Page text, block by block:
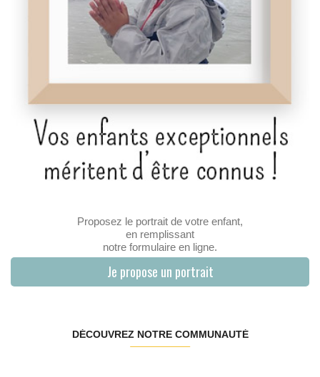
Proposez le portrait de votre enfant,
en remplissant
notre formulaire en ligne.
Je propose un portrait
DÉCOUVREZ NOTRE COMMUNAUTÉ